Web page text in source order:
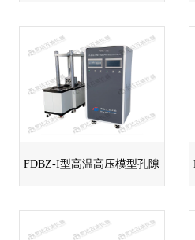
FDBZ-I型高温高压模型孔隙网络